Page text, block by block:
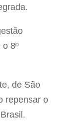
8º
de São
repensar o